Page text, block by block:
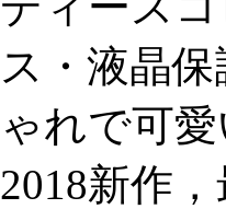
ス・液晶
ゃれで可
2018新作